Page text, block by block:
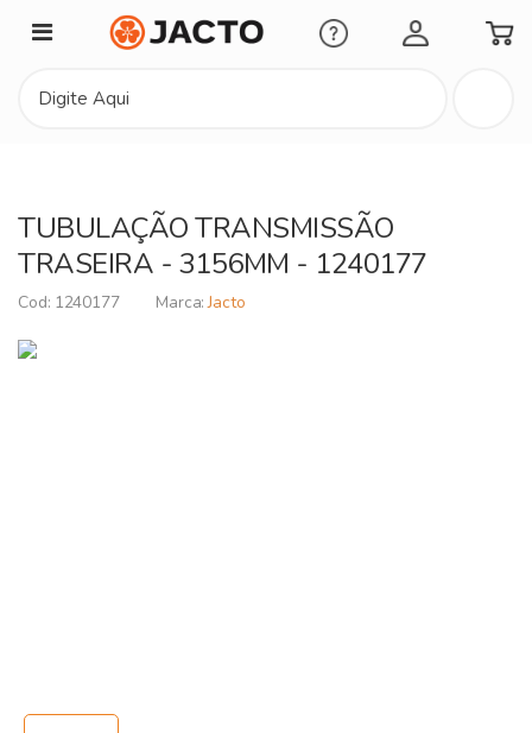
Minha Conta
TUBULAÇÃO TRANSMISSÃO
TRASEIRA - 3156MM - 1240177
1240177 Jacto